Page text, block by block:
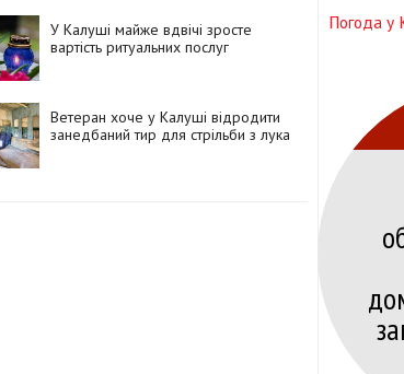
У Калуші майже вдвічі зросте
вартість ритуальних послуг
Ветеран хоче у Калуші відродити
занедбаний тир для стрільби з лука
Погода у